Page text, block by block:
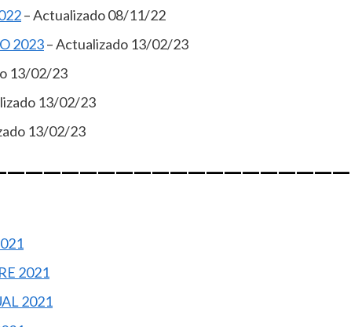
– Actualizado 08/11/22
2023– Actualizado 13/02/23
13/02/23
13/02/23
13/02/23
2021
2021